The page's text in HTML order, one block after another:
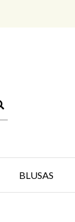
BLUSAS